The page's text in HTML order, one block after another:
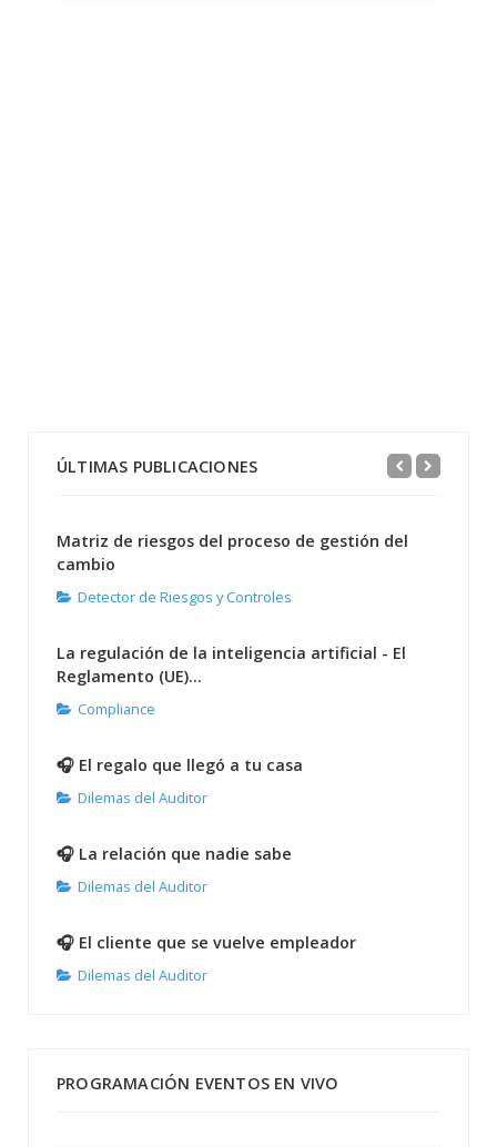
ÚLTIMAS PUBLICACIONES
Matriz de riesgos del proceso de gestión del
cambio
Detector de Riesgos y Controles
La regulación de la inteligencia artificial - El
Reglamento (UE)...
Compliance
🎧 El regalo que llegó a tu casa
Dilemas del Auditor
🎧 La relación que nadie sabe
Dilemas del Auditor
🎧 El cliente que se vuelve empleador
Dilemas del Auditor
PROGRAMACIÓN EVENTOS EN VIVO